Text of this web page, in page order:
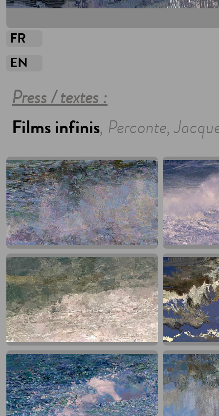
FR
EN
Press / textes :
Films infinis, Perconte,